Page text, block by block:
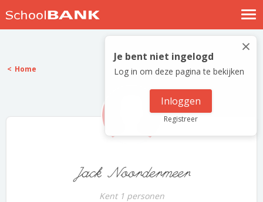
Nostalgische verhalen
Log in
Meld je gratis aan
×
Je bent niet ingelogd
Log in om deze pagina te bekijken
Inloggen
Registreer
Home
Jack Noordermeer
Kent 1 personen